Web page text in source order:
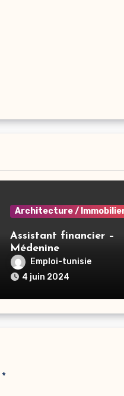
Architecture /
Assistant financier –
Médenine
Emploi-tunisie
4 juin 2024
*